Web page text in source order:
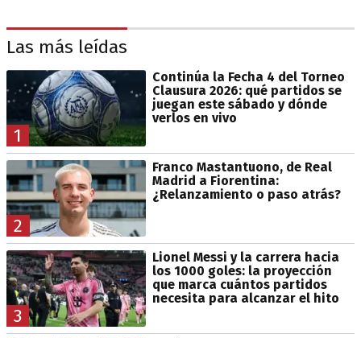
Las más leídas
1
Continúa la Fecha 4 del Torneo
Clausura 2026: qué partidos se
juegan este sábado y dónde
verlos en vivo
2
Franco Mastantuono, de Real
Madrid a Fiorentina:
¿Relanzamiento o paso atrás?
3
Lionel Messi y la carrera hacia
los 1000 goles: la proyección
que marca cuántos partidos
necesita para alcanzar el hito